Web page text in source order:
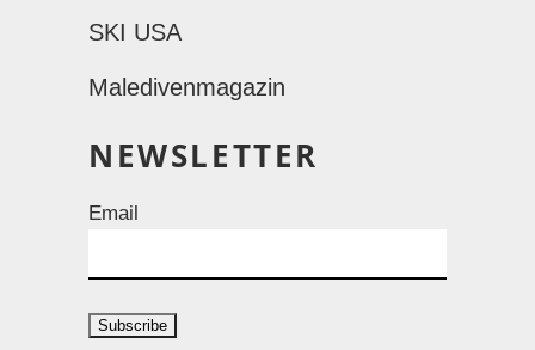
SKI USA
Maledivenmagazin
NEWSLETTER
Email